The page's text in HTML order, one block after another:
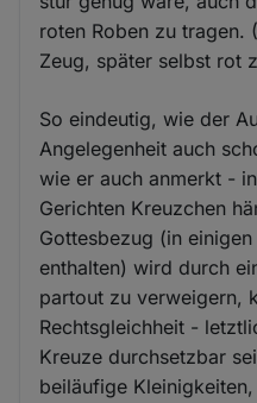
roten Roben zu tragen.
Zeug, später selbst rot
So eindeutig, wie der
Angelegenheit auch
wie er auch anmerkt -
Gerichten Kreuzchen
Gottesbezug (in
enthalten) wird durch
partout zu verweigern,
Rechtsgleichheit -
Kreuze durchsetzbar
beiläufige
Cookies